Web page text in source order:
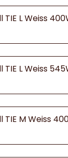
L Weiss
L Weiss
M Weiss